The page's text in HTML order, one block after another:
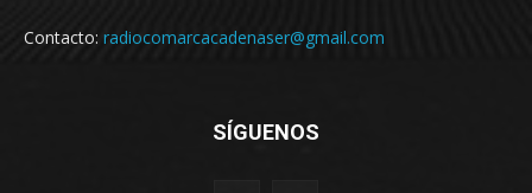
Contacto: radiocomarcacadenaser@gmail.com
SÍGUENOS